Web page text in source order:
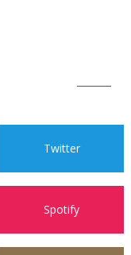
Twitter
Spotify